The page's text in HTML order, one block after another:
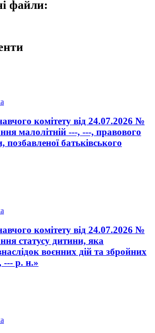
файли:
комітету від 24.07.2026 №
малолітній ---, ---, правового
позбавленої батьківського
комітету від 24.07.2026 №
статусу дитини, яка
воєнних дій та збройних
--- р. н.»